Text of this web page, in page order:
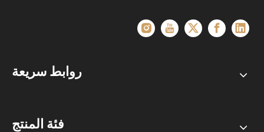
روابط سريعة
فئة المنتج